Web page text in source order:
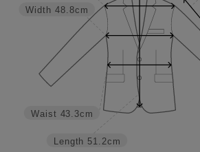
Length 51.2cm
Waist 43.3cm
Width 48.8cm